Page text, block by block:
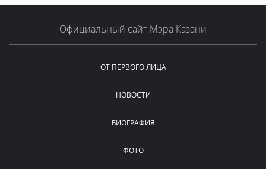
Официальный сайт Мэра Казани
ОТ ПЕРВОГО ЛИЦА
НОВОСТИ
БИОГРАФИЯ
ФОТО